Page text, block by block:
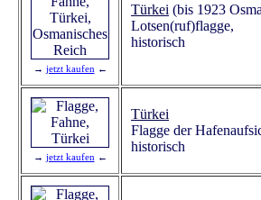
→ jetzt kaufen ←
Türkei (bis 1923
Lotsen(ruf)flagge,
historisch
→ jetzt kaufen ←
Türkei
Flagge der
historisch